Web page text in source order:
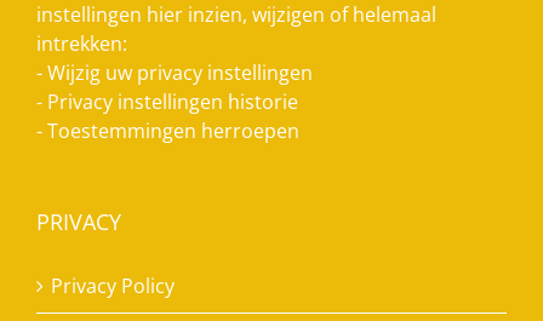
instellingen hier inzien, wijzigen of helemaal
intrekken:
-Wijzig uw privacy instellingen
- Privacy instellingen historie
-Toestemmingen herroepen
PRIVACY
Privacy Policy